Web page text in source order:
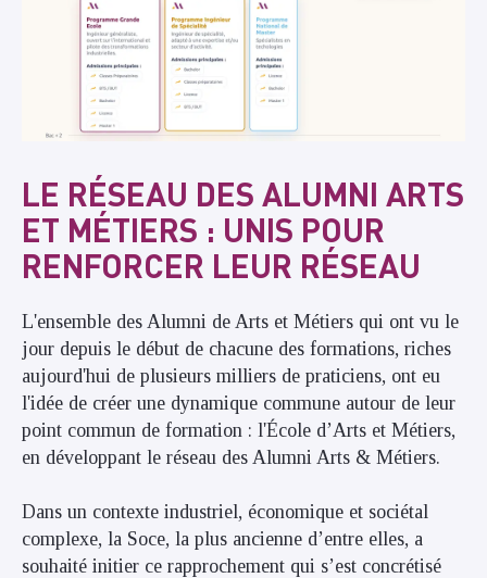
LE RÉSEAU DES ALUMNI ARTS
ET MÉTIERS : UNIS POUR
RENFORCER LEUR RÉSEAU
L'ensemble des Alumni de Arts et Métiers qui ont vu le
jour depuis le début de chacune des formations, riches
aujourd'hui de plusieurs milliers de praticiens, ont eu
l'idée de créer une dynamique commune autour de leur
point commun de formation : l'École d’Arts et Métiers,
en développant le réseau des Alumni Arts & Métiers.
Dans un contexte industriel, économique et sociétal
complexe, la Soce, la plus ancienne d’entre elles, a
souhaité initier ce rapprochement qui s’est concrétisé